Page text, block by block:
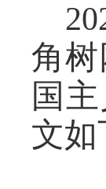
角
国
文如